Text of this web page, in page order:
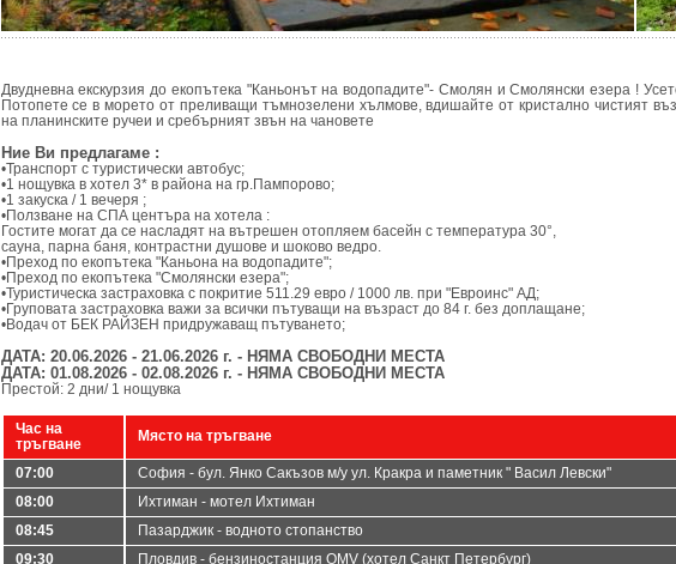
Двудневна екскурзия до екопътека "Каньонът на водопадите"- Смолян и Смолянски езера !
Потопете се в морето от преливащи тъмнозелени хълмове, вдишайте от кристално чистият
на планинските ручеи и сребърният звън на чановете
Ние Ви предлагаме :
•Транспорт с туристически автобус;
•1 нощувка в хотел 3* в района на гр.Пампорово;
•1 закуска / 1 вечеря ;
•Ползване на СПА центъра на хотела :
Гостите могат да се насладят на вътрешен отопляем басейн с температура 30°,
сауна, парна баня, контрастни душове и шоково ведро.
•Преход по екопътека "Каньона на водопадите";
•Преход по екопътека "Смолянски езера";
•Туристическа застраховка с покритие 511.29 евро / 1000 лв. при "Евроинс" АД;
•Груповата застраховка важи за всички пътуващи на възраст до 84 г. без доплащане;
•Водач от БЕК РАЙЗЕН придружаващ пътуването;
ДАТА: 20.06.2026 - 21.06.2026 г. - НЯМА СВОБОДНИ МЕСТА
ДАТА: 01.08.2026 - 02.08.2026 г. - НЯМА СВОБОДНИ МЕСТА
Престой: 2 дни/ 1 нощувка
Час на
тръгване
Място на тръгване
07:00 София - бул. Янко Сакъзов м/у ул. Кракра и паметник " Васил Левски"
08:00
Ихтиман - мотел Ихтиман
08:45
Пазарджик - водното стопанство
09:30
Пловдив - бензиностанция OMV (хотел Санкт Петербург)